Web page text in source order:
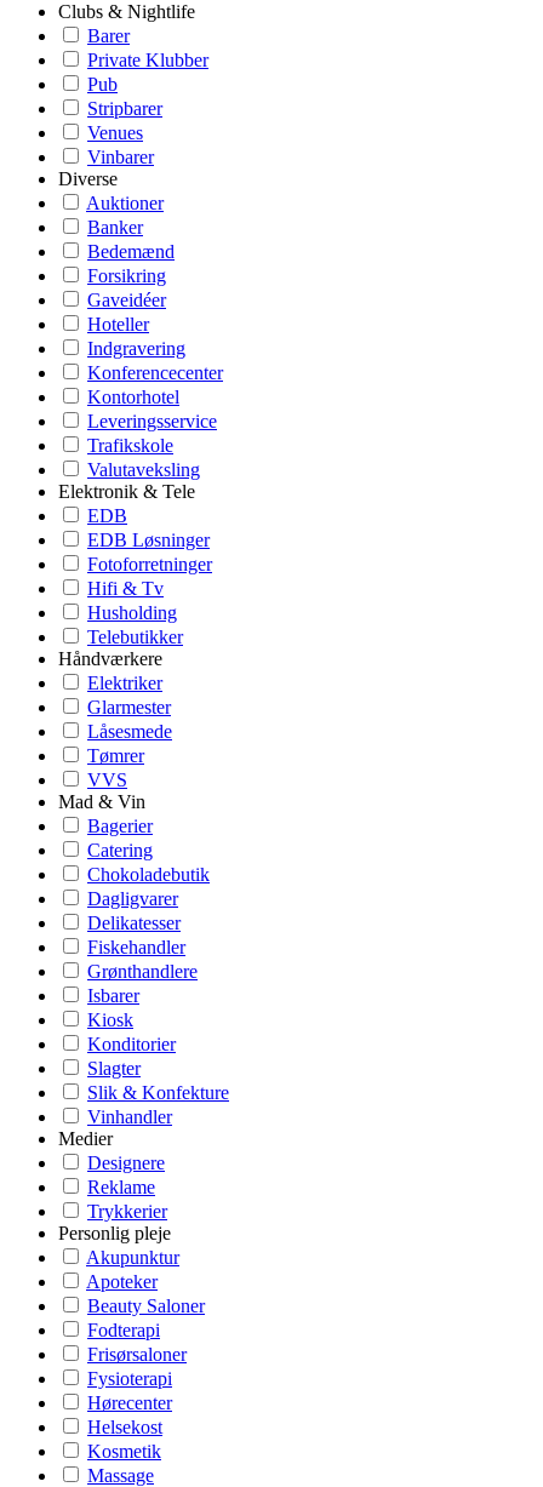
Clubs & Nightlife
Barer
Private Klubber
Pub
Stripbarer
Venues
Vinbarer
Diverse
Auktioner
Banker
Bedemænd
Forsikring
Gaveidéer
Hoteller
Indgravering
Konferencecenter
Kontorhotel
Leveringsservice
Trafikskole
Valutaveksling
Elektronik & Tele
EDB
EDB Løsninger
Fotoforretninger
Hifi & Tv
Husholding
Telebutikker
Håndværkere
Elektriker
Glarmester
Låsesmede
Tømrer
VVS
Mad & Vin
Bagerier
Catering
Chokoladebutik
Dagligvarer
Delikatesser
Fiskehandler
Grønthandlere
Isbarer
Kiosk
Konditorier
Slagter
Slik & Konfekture
Vinhandler
Medier
Designere
Reklame
Trykkerier
Personlig pleje
Akupunktur
Apoteker
Beauty Saloner
Fodterapi
Frisørsaloner
Fysioterapi
Hørecenter
Helsekost
Kosmetik
Massage